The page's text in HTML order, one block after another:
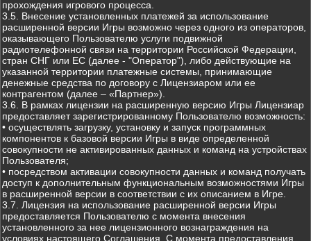
прохождения игрового процесса.
3.5. Внесение установленных платежей за использование
расширенной версии Игры возможно через одного из операторов,
оказывающего Пользователю услуги подвижной
радиотелефонной связи на территории Российской Федерации,
стран СНГ или ЕС (далее - "Оператор"), либо действующие на
указанной территории платежные системы, принимающие
денежные средства по договору с Лицензиаром или ее
контрагентом (далее – «Партнер»).
3.6. В рамках лицензии на расширенную версию Игры Лицензиар
предоставляет зарегистрированному Пользователю возможность:
• осуществлять загрузку, установку и запуск программных
компонентов к базовой версии Игры в виде определенной
совокупности не активированных данных и команд на устройствах
Пользователя;
• посредством активации совокупности данных и команд получать
доступ к дополнительным функциональным возможностями Игры
в расширенной версии в соответствии с их описанием в Игре.
3.7. Лицензия на использование расширенной версии Игры
предоставляется Пользователю с момента внесения
установленного за нее лицензионного вознаграждения на
условиях настоящего Соглашения. С момента предоставления